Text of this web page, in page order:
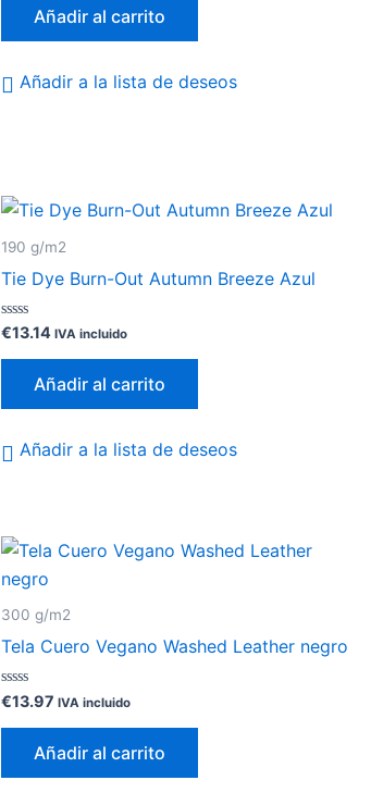
Añadir al carrito
Añadir a la lista de deseos
190 g/m2
Tie Dye Burn-Out Autumn Breeze Azul
Valorado
0
€13.14 IVA incluido
Añadir al carrito
Añadir a la lista de deseos
300 g/m2
Tela Cuero Vegano Washed Leather negro
Valorado
0
€13.97 IVA incluido
Añadir al carrito